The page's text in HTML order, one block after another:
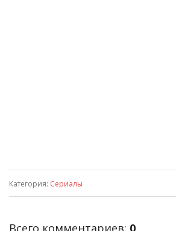
Категория: Сериалы
Всего комментариев: 0